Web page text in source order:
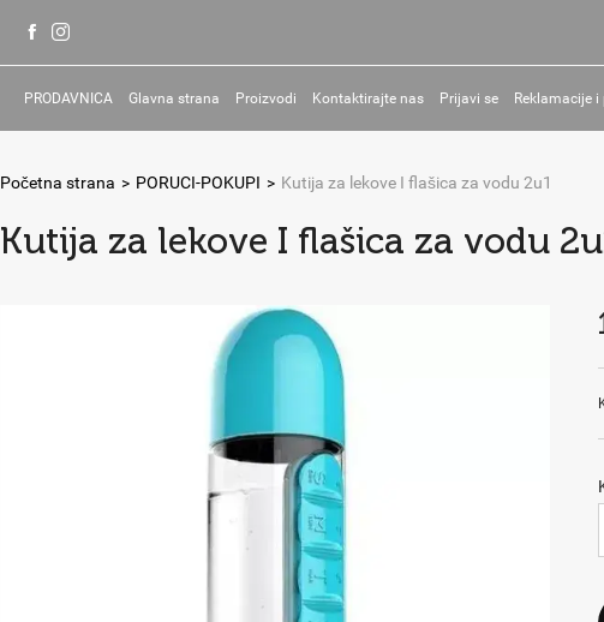
PRODAVNICA Glavna strana Proizvodi Kontaktirajte nas Prijavi se Reklamacije
Početna strana > PORUCI-POKUPI > Kutija za lekove I flašica za vodu 2u1
Kutija za lekove I flašica za vodu